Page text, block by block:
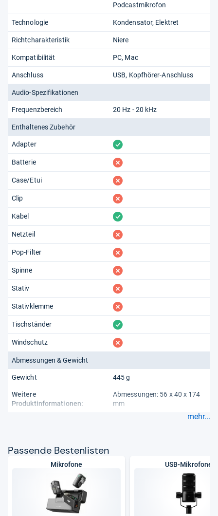
Podcastmikrofon
Technologie Kondensator Elektret
Richtcharakteristik Niere
Kompatibilität PC Mac
Anschluss USB Kopfhörer-Anschluss
Audio-Spezifikationen
Frequenzbereich 20 Hz - 20 kHz
Enthaltenes Zubehör
Adapter vorhanden
Batterie fehlt
Case/Etui fehlt
Clip fehlt
Kabel vorhanden
Netzteil fehlt
Pop-Filter fehlt
Spinne fehlt
Stativ fehlt
Stativklemme fehlt
Tischständer vorhanden
Windschutz fehlt
Abmessungen & Gewicht
Gewicht 445 g
Weitere
Produktinformationen:
Abmessungen: 56 x 40 x 174
mm
mehr...
Pas­sende Bes­ten­lis­ten
Mikrofone USB-Mikrofone